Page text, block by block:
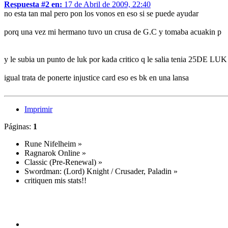
Respuesta #2 en: 17 de Abril de 2009, 22:40
no esta tan mal pero pon los vonos en eso si se puede ayudar
porq una vez mi hermano tuvo un crusa de G.C y tomaba acuakin p
y le subia un punto de luk por kada critico q le salia tenia 25DE
igual trata de ponerte injustice card eso es bk en una lansa
Imprimir
Páginas: 1
Rune Nifelheim »
Ragnarok Online »
Classic (Pre-Renewal) »
Swordman: (Lord) Knight / Crusader, Paladin »
critiquen mis stats!!